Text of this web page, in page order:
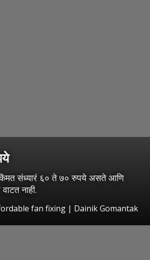
संध्यारं ६० ते ७० रुपये असते आणि
नाही.
fan fixing | Dainik Gomantak